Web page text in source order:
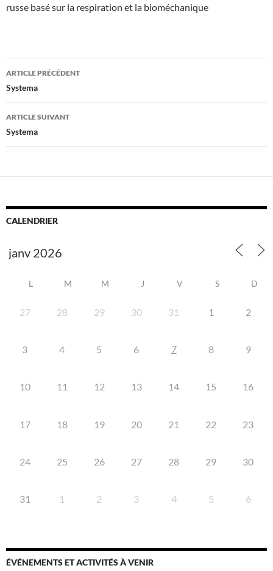
russe basé sur la respiration et la bioméchanique
Navigation
des
articles
ARTICLE PRÉCÉDENT
Systema
ARTICLE SUIVANT
Systema
CALENDRIER
L M M J V S D
27 28 29 30 31 1 2
3 4 5 6 7 8 9
10 11 12 13 14 15 16
17 18 19 20 21 22 23
24 25 26 27 28 29 30
31 1 2 3 4 5 6
ÉVÉNEMENTS ET ACTIVITÉS À VENIR